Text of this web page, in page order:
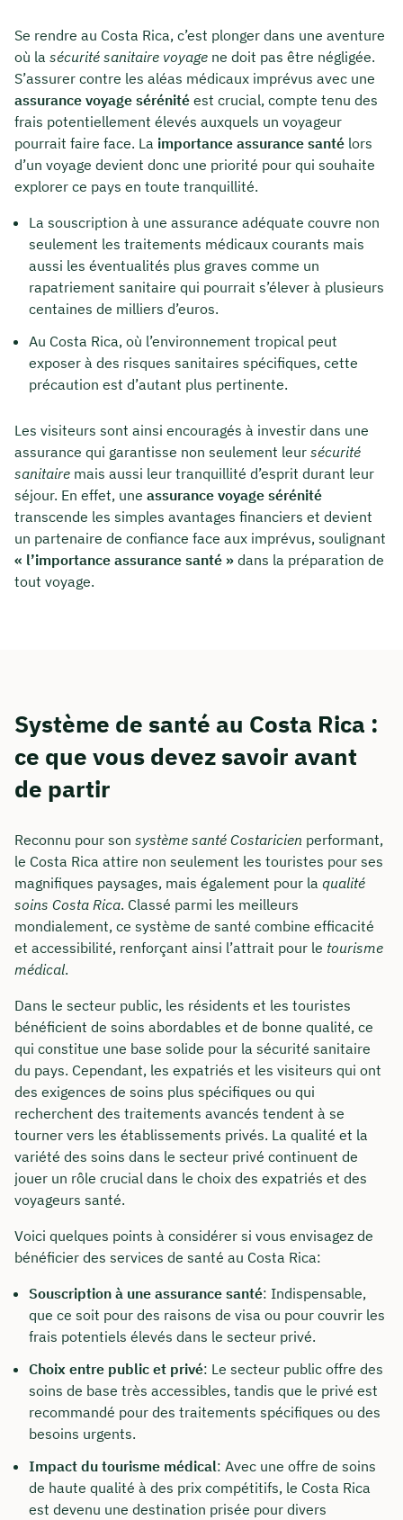
Se rendre au Costa Rica, c’est plonger dans une aventure
où la sécurité sanitaire voyage ne doit pas être négligée.
S’assurer contre les aléas médicaux imprévus avec une
assurance voyage sérénité est crucial, compte tenu des
frais potentiellement élevés auxquels un voyageur
pourrait faire face. La importance assurance santé lors
d’un voyage devient donc une priorité pour qui souhaite
explorer ce pays en toute tranquillité.
La souscription à une assurance adéquate couvre non
seulement les traitements médicaux courants mais
aussi les éventualités plus graves comme un
rapatriement sanitaire qui pourrait s’élever à plusieurs
centaines de milliers d’euros.
Au Costa Rica, où l’environnement tropical peut
exposer à des risques sanitaires spécifiques, cette
précaution est d’autant plus pertinente.
Les visiteurs sont ainsi encouragés à investir dans une
assurance qui garantisse non seulement leur sécurité
sanitaire mais aussi leur tranquillité d’esprit durant leur
séjour. En effet, une assurance voyage sérénité
transcende les simples avantages financiers et devient
un partenaire de confiance face aux imprévus, soulignant
« l’importance assurance santé » dans la préparation de
tout voyage.
Système de santé au Costa Rica :
ce que vous devez savoir avant
de partir
Reconnu pour son système santé Costaricien performant,
le Costa Rica attire non seulement les touristes pour ses
magnifiques paysages, mais également pour la qualité
soins Costa Rica. Classé parmi les meilleurs
mondialement, ce système de santé combine efficacité
et accessibilité, renforçant ainsi l’attrait pour le tourisme
médical.
Dans le secteur public, les résidents et les touristes
bénéficient de soins abordables et de bonne qualité, ce
qui constitue une base solide pour la sécurité sanitaire
du pays. Cependant, les expatriés et les visiteurs qui ont
des exigences de soins plus spécifiques ou qui
recherchent des traitements avancés tendent à se
tourner vers les établissements privés. La qualité et la
variété des soins dans le secteur privé continuent de
jouer un rôle crucial dans le choix des expatriés et des
voyageurs santé.
Voici quelques points à considérer si vous envisagez de
bénéficier des services de santé au Costa Rica:
Souscription à une assurance santé: Indispensable,
que ce soit pour des raisons de visa ou pour couvrir les
frais potentiels élevés dans le secteur privé.
Choix entre public et privé: Le secteur public offre des
soins de base très accessibles, tandis que le privé est
recommandé pour des traitements spécifiques ou des
besoins urgents.
Impact du tourisme médical: Avec une offre de soins
de haute qualité à des prix compétitifs, le Costa Rica
est devenu une destination prisée pour divers